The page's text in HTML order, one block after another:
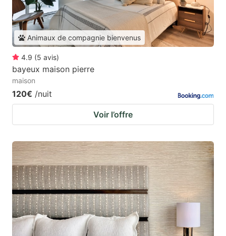
Animaux de compagnie bienvenus
4.9 (5 avis)
bayeux maison pierre
maison
120€ /nuit
Voir l’offre